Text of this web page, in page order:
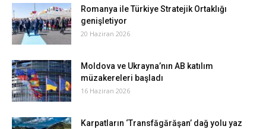
Romanya ile Türkiye Stratejik Ortaklığı
genişletiyor
20 Haziran 2026
Moldova ve Ukrayna’nın AB katılım
müzakereleri başladı
16 Haziran 2026
Karpatların ‘Transfăgărăşan’ dağ yolu yaz